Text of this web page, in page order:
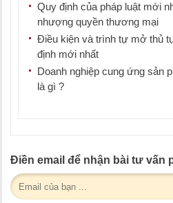
Quy định của pháp luật mới
nhượng quyền thương mại
Điều kiện và trình tự mở thủ
định mới nhất
Doanh nghiệp cung ứng sản
là gì ?
Điền email để nhận bài tư vấn